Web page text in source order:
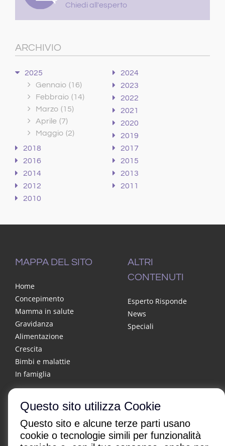
Questo sito utilizza Cookie
Questo sito e alcune terze parti usano
cookie o tecnologie simili per funzionalità
Chiedi all'esperto
ARCHIVIO
2025
Gennaio (16)
Febbraio (14)
Marzo (15)
Aprile (7)
Maggio (2)
2024
2023
2022
2021
2020
2019
2018
2017
2016
2015
2014
2013
2012
2011
2010
MAPPA DEL SITO
Home
Concepimento
Mamma in salute
Gravidanza
Alimentazione
Crescita
Bimbi e malattie
In famiglia
ALTRI
CONTENUTI
Esperto Risponde
News
Speciali